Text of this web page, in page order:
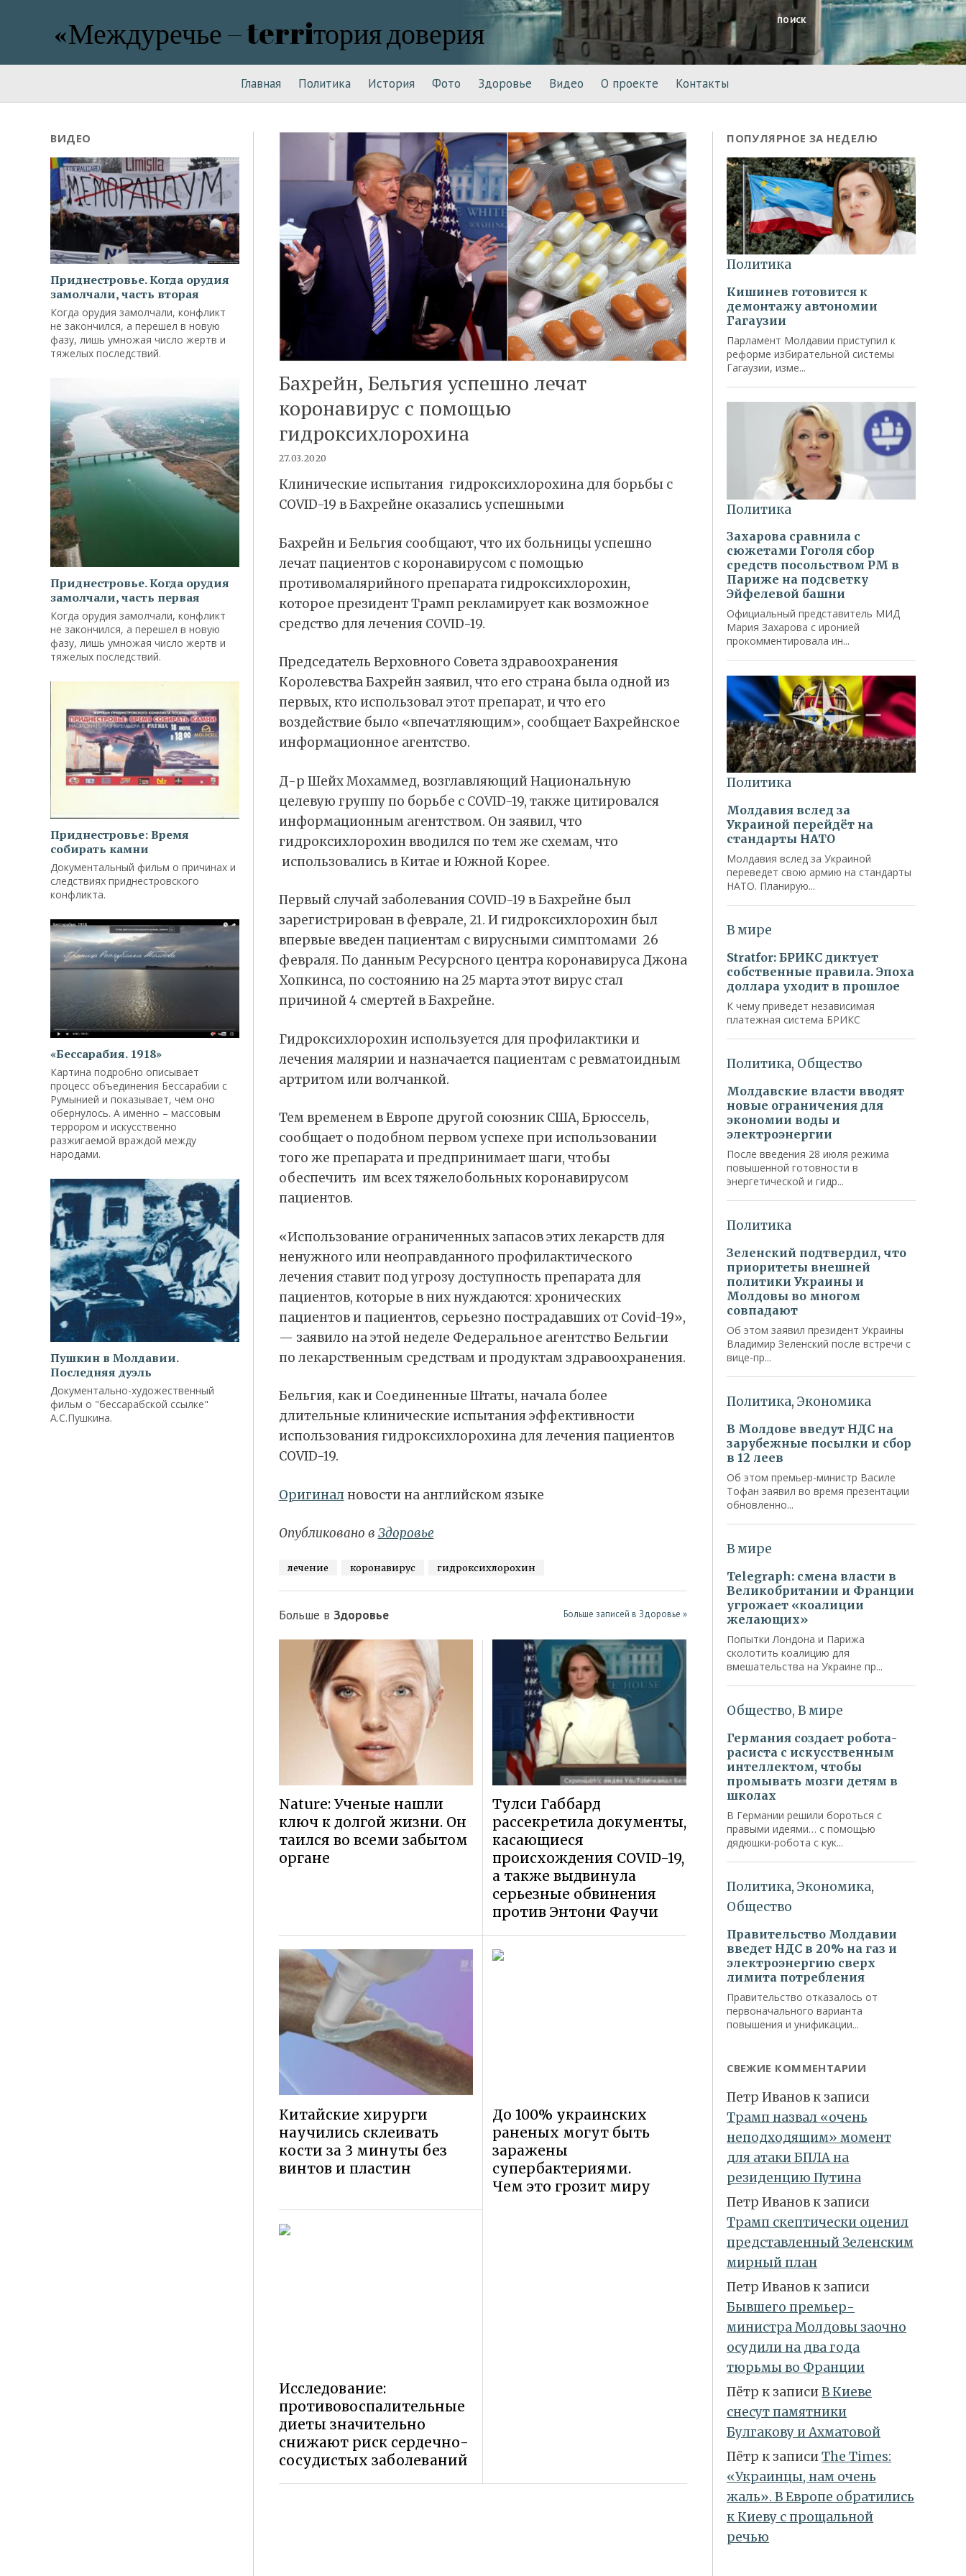
«Междуречье – terriтория доверия ПОИСК
Главная Политика История Фото Здоровье Видео О проекте Контакты
ВИДЕО
Приднестровье. Когда орудия
замолчали, часть вторая
Когда орудия замолчали, конфликт
не закончился, а перешел в новую
фазу, лишь умножая число жертв и
тяжелых последствий.
Приднестровье. Когда орудия
замолчали, часть первая
Когда орудия замолчали, конфликт
не закончился, а перешел в новую
фазу, лишь умножая число жертв и
тяжелых последствий.
Приднестровье: Время
собирать камни
Документальный фильм о причинах и
следствиях приднестровского
конфликта.
«Бессарабия. 1918»
Картина подробно описывает
процесс объединения Бессарабии с
Румынией и показывает, чем оно
обернулось. А именно – массовым
террором и искусственно
разжигаемой враждой между
народами.
Пушкин в Молдавии.
Последняя дуэль
Документально-художественный
фильм о "бессарабской ссылке"
А.С.Пушкина.
Бахрейн, Бельгия успешно лечат
коронавирус с помощью
гидроксихлорохина
27.03.2020
Клинические испытания гидроксихлорохина для борьбы с
COVID-19 в Бахрейне оказались успешными
Бахрейн и Бельгия сообщают, что их больницы успешно
лечат пациентов с коронавирусом с помощью
противомалярийного препарата гидроксихлорохин,
которое президент Трамп рекламирует как возможное
средство для лечения COVID-19.
Председатель Верховного Совета здравоохранения
Королевства Бахрейн заявил, что его страна была одной из
первых, кто использовал этот препарат, и что его
воздействие было «впечатляющим», сообщает Бахрейнское
информационное агентство.
Д-р Шейх Мохаммед, возглавляющий Национальную
целевую группу по борьбе с COVID-19, также цитировался
информационным агентством. Он заявил, что
гидроксихлорохин вводился по тем же схемам, что
использовались в Китае и Южной Корее.
Первый случай заболевания COVID-19 в Бахрейне был
зарегистрирован в феврале, 21. И гидроксихлорохин был
впервые введен пациентам с вирусными симптомами 26
февраля. По данным Ресурсного центра коронавируса Джона
Хопкинса, по состоянию на 25 марта этот вирус стал
причиной 4 смертей в Бахрейне.
Гидроксихлорохин используется для профилактики и
лечения малярии и назначается пациентам с ревматоидным
артритом или волчанкой.
Тем временем в Европе другой союзник США, Брюссель,
сообщает о подобном первом успехе при использовании
того же препарата и предпринимает шаги, чтобы
обеспечить им всех тяжелобольных коронавирусом
пациентов.
«Использование ограниченных запасов этих лекарств для
ненужного или неоправданного профилактического
лечения ставит под угрозу доступность препарата для
пациентов, которые в них нуждаются: хронических
пациентов и пациентов, серьезно пострадавших от Covid-19»,
— заявило на этой неделе Федеральное агентство Бельгии
по лекарственным средствам и продуктам здравоохранения.
Бельгия, как и Соединенные Штаты, начала более
длительные клинические испытания эффективности
использования гидроксихлорохина для лечения пациентов
COVID-19.
Оригиналновости на английском языке
Опубликовано в Здоровье
лечение коронавирус гидроксихлорохин
Больше в Здоровье Больше записей в Здоровье »
Nature: Ученые нашли
ключ к долгой жизни. Он
таился во всеми забытом
органе
Тулси Габбард
рассекретила документы,
касающиеся
происхождения COVID-19,
а также выдвинула
серьезные обвинения
против Энтони Фаучи
Китайские хирурги
научились склеивать
кости за 3 минуты без
винтов и пластин
До 100% украинских
раненых могут быть
заражены
супербактериями.
Чем это грозит миру
Исследование:
противовоспалительные
диеты значительно
снижают риск сердечно-
сосудистых заболеваний
ПОПУЛЯРНОЕ ЗА НЕДЕЛЮ
СВЕЖИЕ КОММЕНТАРИИ
Петр Ивановк записи
Трамп назвал «очень
неподходящим» момент
для атаки БПЛА на
резиденцию Путина
Петр Ивановк записи
Трамп скептически оценил
представленный Зеленским
мирный план
Петр Ивановк записи
Бывшего премьер-
министра Молдовы заочно
осудили на два года
тюрьмы во Франции
Пётр к записиВ Киеве
снесут памятники
Булгакову и Ахматовой
Пётр к записиТhe Times:
«Украинцы, нам очень
жаль». В Европе обратились
к Киеву с прощальной
речью